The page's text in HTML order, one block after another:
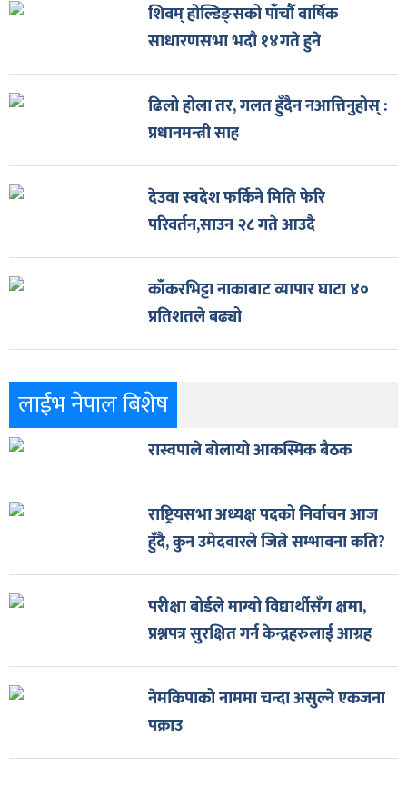
शिवम् होल्डिङ्सको पाँचौँ वार्षिक
साधारणसभा भदौ १४गते हुने
ढिलो होला तर, गलत हुँदैन नआत्तिनुहोस् :
प्रधानमन्त्री साह
देउवा स्वदेश फर्किने मिति फेरि
परिवर्तन,साउन २८ गते आउदै
काँकरभिट्टा नाकाबाट व्यापार घाटा ४०
प्रतिशतले बढ्यो
लाईभ नेपाल बिशेष
रास्वपाले बोलायो आकस्मिक बैठक
राष्ट्रियसभा अध्यक्ष पदको निर्वाचन आज
हुँदै, कुन उमेदवारले जित्ने सम्भावना कति?
परीक्षा बोर्डले माग्यो विद्यार्थीसँग क्षमा,
प्रश्नपत्र सुरक्षित गर्न केन्द्रहरुलाई आग्रह
नेमकिपाको नाममा चन्दा असुल्ने एकजना
पक्राउ